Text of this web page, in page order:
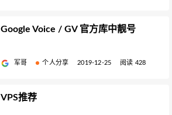
Google Voice / GV 官方库中靓号
军哥 个人分享 2019-12-25 阅读 428
VPS推荐